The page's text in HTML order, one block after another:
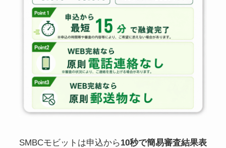
SMBCモビットは申込から10秒で簡易審査結果表